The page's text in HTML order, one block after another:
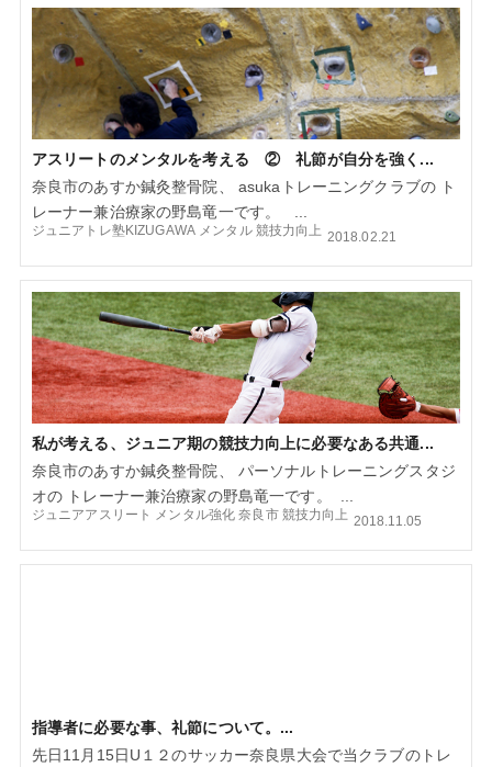
アスリートのメンタルを考える ② 礼節が自分を強く...
奈良市のあすか鍼灸整骨院、 asukaトレーニングクラブの ト
レーナー兼治療家の野島竜一です。 ...
ジュニアトレ塾KIZUGAWA メンタル 競技力向上 2018.02.21
私が考える、ジュニア期の競技力向上に必要なある共通...
奈良市のあすか鍼灸整骨院、 パーソナルトレーニングスタジ
オの トレーナー兼治療家の野島竜一です。 ...
ジュニアアスリート メンタル強化 奈良市 競技力向上 2018.11.05
指導者に必要な事、礼節について。...
先日11月15日U１２のサッカー奈良県大会で当クラブのトレ